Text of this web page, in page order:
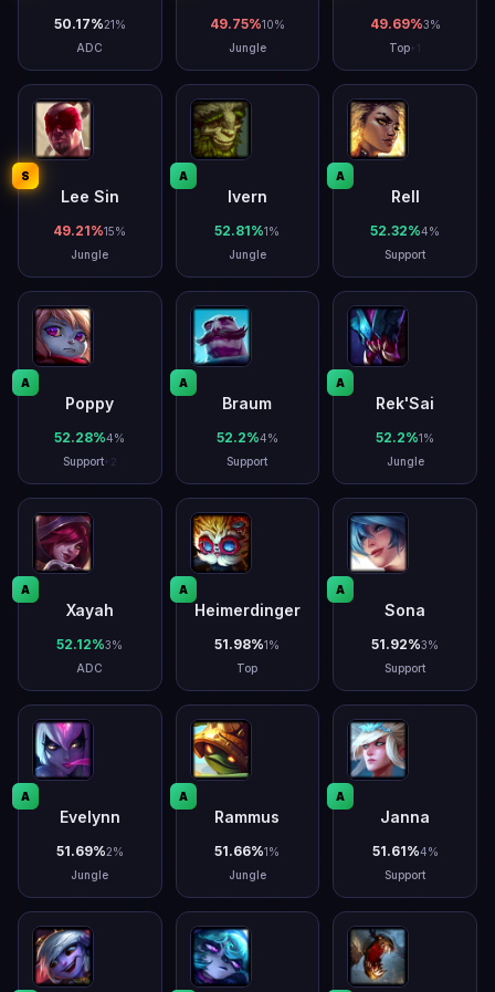
50.17%21%
ADC
49.75%10%
Jungle
49.69%3%
Top+ 1
S
Lee Sin
49.21%15%
Jungle
A
Ivern
52.81%1%
Jungle
A
Rell
52.32%4%
Support
A
Poppy
52.28%4%
Support+ 2
A
Braum
52.2%4%
Support
A
Rek'Sai
52.2%1%
Jungle
A
Xayah
52.12%3%
ADC
A
Heimerdinger
51.98%1%
Top
A
Sona
51.92%3%
Support
A
Evelynn
51.69%2%
Jungle
A
Rammus
51.66%1%
Jungle
A
Janna
51.61%4%
Support